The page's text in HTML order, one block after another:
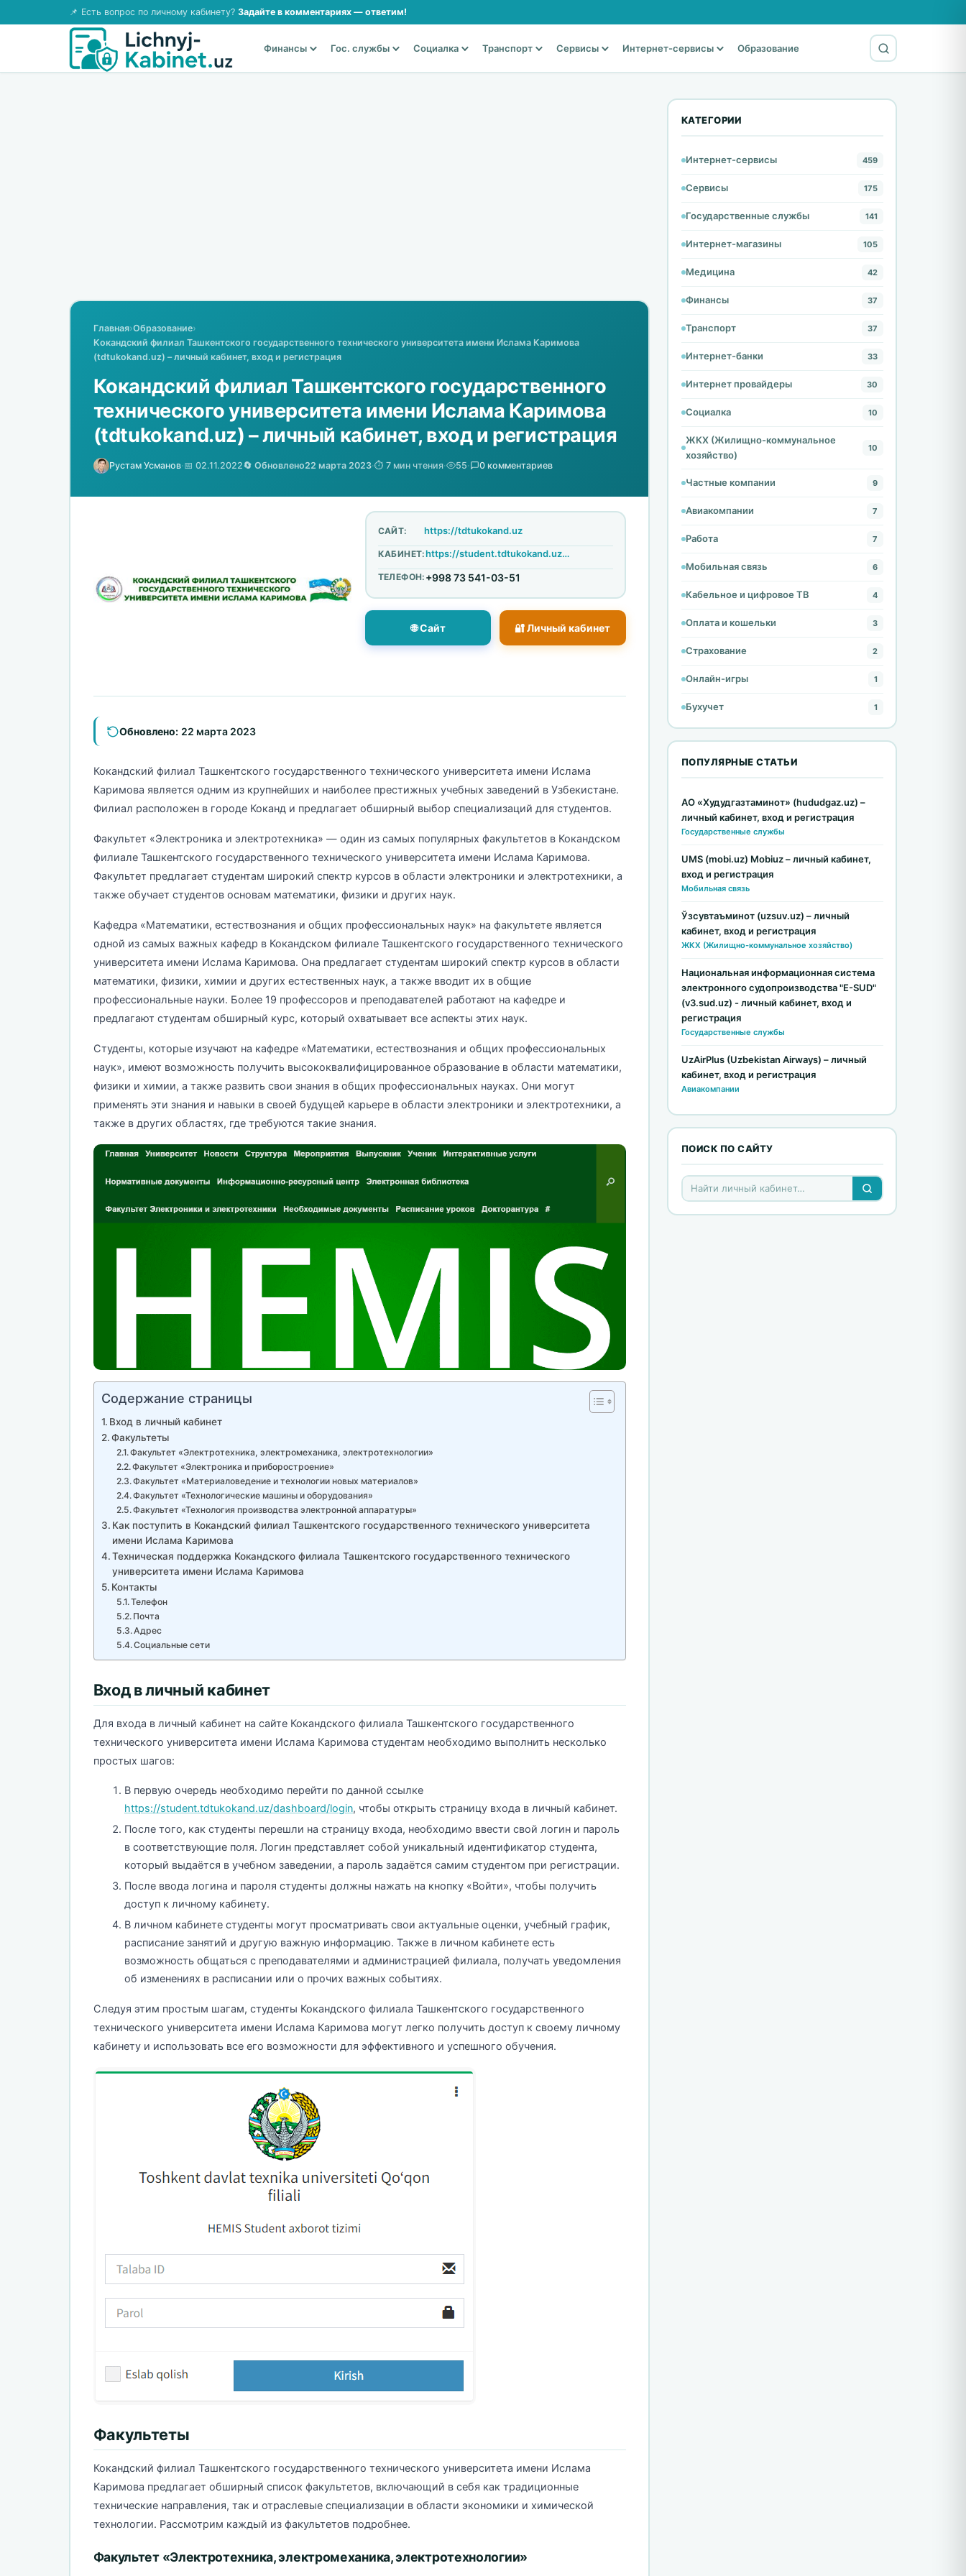
📌 Есть вопрос по личному кабинету? Задайте в комментариях — ответим!
Финансы Гос. службы Социалка Транспорт Сервисы Интернет-сервисы Образование
Главная›Образование›
Кокандский филиал Ташкентского государственного технического университета имени Ислама Каримова
(tdtukokand.uz) – личный кабинет, вход и регистрация
Кокандский филиал Ташкентского государственного
технического университета имени Ислама Каримова
(tdtukokand.uz) – личный кабинет, вход и регистрация
Рустам Усманов·📅 02.11.2022🔄 Обновлено22 марта 2023·⏱️ 7 мин чтения· 55· 0 комментариев
САЙТ: https://tdtukokand.uz
КАБИНЕТ: https://student.tdtukokand.uz/dashboard/login
ТЕЛЕФОН: +998 73 541-03-51
🌐 Сайт 🔐 Личный кабинет
Обновлено: 22 марта 2023
Кокандский филиал Ташкентского государственного технического университета имени Ислама
Каримова является одним из крупнейших и наиболее престижных учебных заведений в Узбекистане.
Филиал расположен в городе Коканд и предлагает обширный выбор специализаций для студентов.
Факультет «Электроника и электротехника» — один из самых популярных факультетов в Кокандском
филиале Ташкентского государственного технического университета имени Ислама Каримова.
Факультет предлагает студентам широкий спектр курсов в области электроники и электротехники, а
также обучает студентов основам математики, физики и других наук.
Кафедра «Математики, естествознания и общих профессиональных наук» на факультете является
одной из самых важных кафедр в Кокандском филиале Ташкентского государственного технического
университета имени Ислама Каримова. Она предлагает студентам широкий спектр курсов в области
математики, физики, химии и других естественных наук, а также вводит их в общие
профессиональные науки. Более 19 профессоров и преподавателей работают на кафедре и
предлагают студентам обширный курс, который охватывает все аспекты этих наук.
Студенты, которые изучают на кафедре «Математики, естествознания и общих профессиональных
наук», имеют возможность получить высококвалифицированное образование в области математики,
физики и химии, а также развить свои знания в общих профессиональных науках. Они могут
применять эти знания и навыки в своей будущей карьере в области электроники и электротехники, а
также в других областях, где требуются такие знания.
Содержание страницы
Вход в личный кабинет
Факультеты
Факультет «Электротехника, электромеханика, электротехнологии»
Факультет «Электроника и приборостроение»
Факультет «Материаловедение и технологии новых материалов»
Факультет «Технологические машины и оборудования»
Факультет «Технология производства электронной аппаратуры»
Как поступить в Кокандский филиал Ташкентского государственного технического университета
имени Ислама Каримова
Техническая поддержка Кокандского филиала Ташкентского государственного технического
университета имени Ислама Каримова
Контакты
Телефон
Почта
Адрес
Социальные сети
Вход в личный кабинет
Для входа в личный кабинет на сайте Кокандского филиала Ташкентского государственного
технического университета имени Ислама Каримова студентам необходимо выполнить несколько
простых шагов:
В первую очередь необходимо перейти по данной ссылке
https://student.tdtukokand.uz/dashboard/login, чтобы открыть страницу входа в личный кабинет.
После того, как студенты перешли на страницу входа, необходимо ввести свой логин и пароль
в соответствующие поля. Логин представляет собой уникальный идентификатор студента,
который выдаётся в учебном заведении, а пароль задаётся самим студентом при регистрации.
После ввода логина и пароля студенты должны нажать на кнопку «Войти», чтобы получить
доступ к личному кабинету.
В личном кабинете студенты могут просматривать свои актуальные оценки, учебный график,
расписание занятий и другую важную информацию. Также в личном кабинете есть
возможность общаться с преподавателями и администрацией филиала, получать уведомления
об изменениях в расписании или о прочих важных событиях.
Следуя этим простым шагам, студенты Кокандского филиала Ташкентского государственного
технического университета имени Ислама Каримова могут легко получить доступ к своему личному
кабинету и использовать все его возможности для эффективного и успешного обучения.
Факультеты
Кокандский филиал Ташкентского государственного технического университета имени Ислама
Каримова предлагает обширный список факультетов, включающий в себя как традиционные
технические направления, так и отраслевые специализации в области экономики и химической
технологии. Рассмотрим каждый из факультетов подробнее.
Факультет «Электротехника, электромеханика, электротехнологии»
КАТЕГОРИИ
Интернет-сервисы 459
Сервисы 175
Государственные службы 141
Интернет-магазины 105
Медицина 42
Финансы 37
Транспорт 37
Интернет-банки 33
Интернет провайдеры 30
Социалка 10
ЖКХ (Жилищно-коммунальное
хозяйство)
10
Частные компании 9
Авиакомпании 7
Работа 7
Мобильная связь 6
Кабельное и цифровое ТВ 4
Оплата и кошельки 3
Страхование 2
Онлайн-игры 1
Бухучет 1
ПОПУЛЯРНЫЕ СТАТЬИ
АО «Худудгазтаминот» (hududgaz.uz) –
личный кабинет, вход и регистрация
Государственные службы
UMS (mobi.uz) Mobiuz – личный кабинет,
вход и регистрация
Мобильная связь
Ўзсувтаъминот (uzsuv.uz) – личный
кабинет, вход и регистрация
ЖКХ (Жилищно-коммунальное хозяйство)
Национальная информационная система
электронного судопроизводства "E-SUD"
(v3.sud.uz) - личный кабинет, вход и
регистрация
Государственные службы
UzAirPlus (Uzbekistan Airways) – личный
кабинет, вход и регистрация
Авиакомпании
ПОИСК ПО САЙТУ